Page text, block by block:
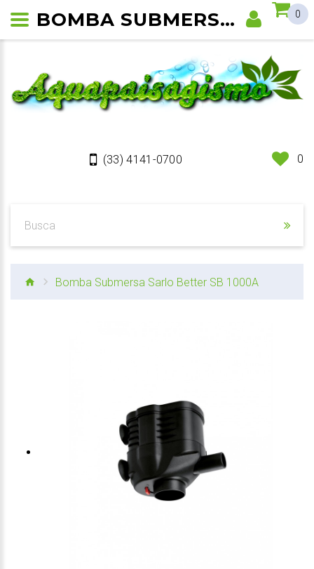
(33) 4141-0700 0
0
Bomba Submersa Sarlo Better SB 1000A
BOMBA SUBMERSA SARLO BETTER SB 1000A